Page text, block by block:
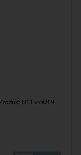
H11 v ráži 9